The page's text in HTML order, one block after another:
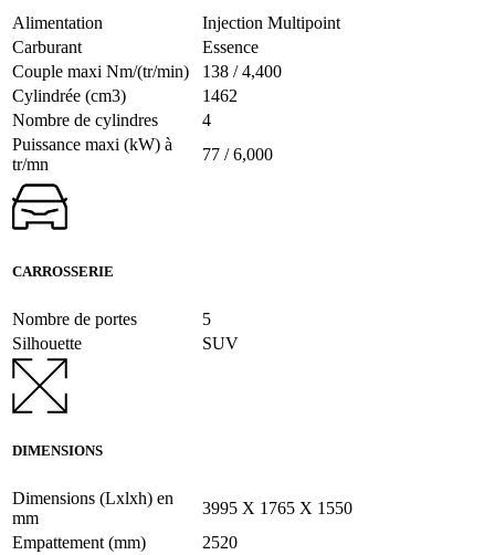
Alimentation
Injection Multipoint
Carburant
Essence
Couple maxi Nm/(tr/min)
138 / 4,400
Cylindrée (cm3)
1462
Nombre de cylindres
4
Puissance maxi (kW) à
tr/mn
77 / 6,000
CARROSSERIE
Nombre de portes
5
Silhouette
SUV
DIMENSIONS
Dimensions (Lxlxh) en
mm
3995 X 1765 X 1550
Empattement (mm)
2520